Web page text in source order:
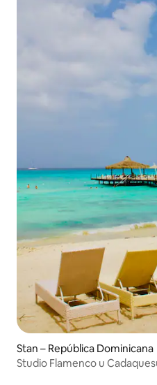
Stan – República Dominicana
Studio Flamenco u